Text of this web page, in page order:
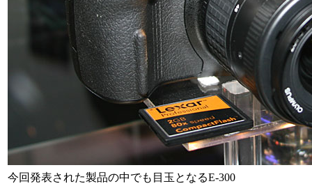
今回発表された製品の中でも目玉となるE-300